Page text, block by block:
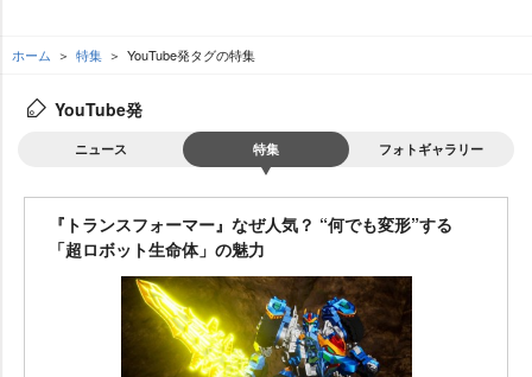
ホーム 特集 YouTube発タグの特集
YouTube発
ニュース 特集 フォトギャラリー
『トランスフォーマー』なぜ人気？ “何でも変形”する
「超ロボット生命体」の魅力